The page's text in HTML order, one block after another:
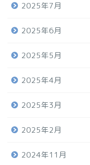
2025年7月
2025年6月
2025年5月
2025年4月
2025年3月
2025年2月
2024年11月